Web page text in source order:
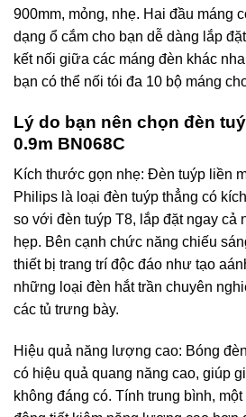
900mm, mỏng, nhẹ. Hai đầu máng
dạng ổ cắm cho bạn dễ dàng lắp
kết nối giữa các máng đèn khác
bạn có thể nối tói đa 10 bộ máng
Lý do bạn nên chọn đèn
0.9m BN068C
Kích thước gọn nhẹ: Đèn tuýp liền
Philips là loại đèn tuýp thẳng có
so với đèn tuýp T8, lắp đặt ngay cả
hẹp. Bên cạnh chức năng chiếu
thiết bị trang trí độc đáo như tạo
những loại đèn hắt trần chuyên
các tủ trưng bày.
Hiệu quả năng lượng cao: Bóng
có hiệu quả quang năng cao, giúp
không đáng có. Tính trung bình,